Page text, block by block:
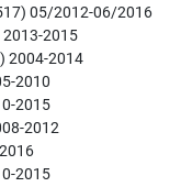
05/2012-06/2016
2013-2015
2004-2014
2010
2015
2012
2015